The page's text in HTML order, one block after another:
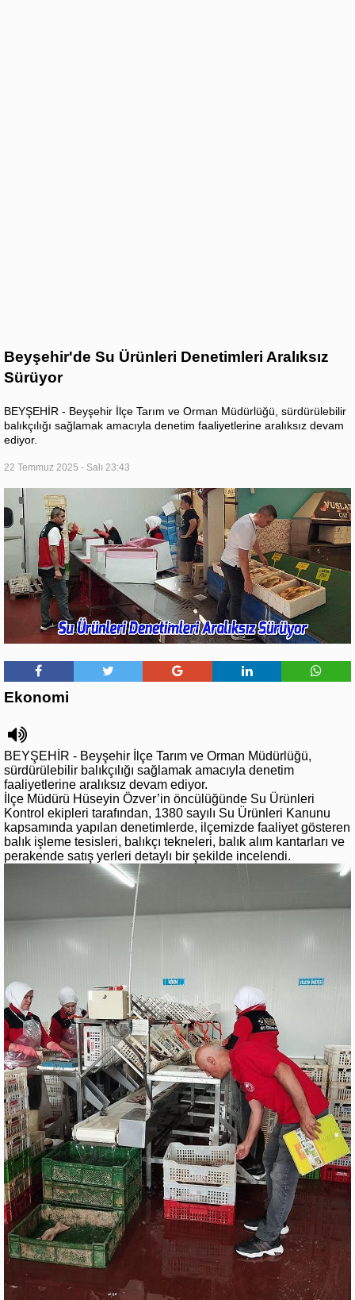
Beyşehir'de Su Ürünleri Denetimleri Aralıksız
Sürüyor
BEYŞEHİR - Beyşehir İlçe Tarım ve Orman Müdürlüğü, sürdürülebilir
balıkçılığı sağlamak amacıyla denetim faaliyetlerine aralıksız devam
ediyor.
22 Temmuz 2025 - Salı 23:43
Ekonomi
BEYŞEHİR - Beyşehir İlçe Tarım ve Orman Müdürlüğü,
sürdürülebilir balıkçılığı sağlamak amacıyla denetim
faaliyetlerine aralıksız devam ediyor.
İlçe Müdürü Hüseyin Özver’in öncülüğünde Su Ürünleri
Kontrol ekipleri tarafından, 1380 sayılı Su Ürünleri Kanunu
kapsamında yapılan denetimlerde, ilçemizde faaliyet gösteren
balık işleme tesisleri, balıkçı tekneleri, balık alım kantarları ve
perakende satış yerleri detaylı bir şekilde incelendi.